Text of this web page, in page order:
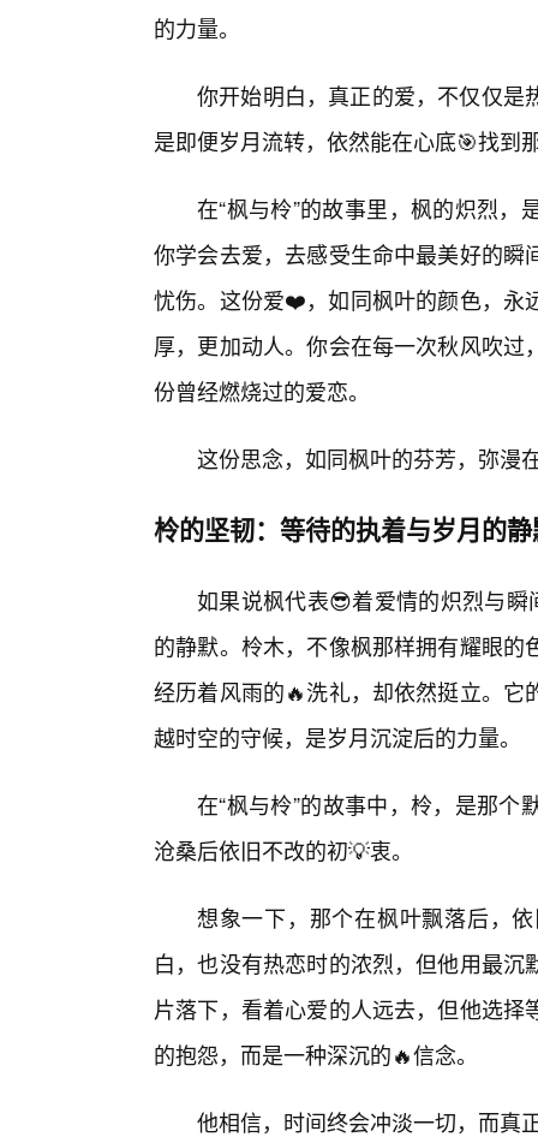
的力量。
你开始明白，真正的爱，不仅仅是
是即便岁月流转，依然能在心底🎯找到
在“枫与柃”的故事里，枫的炽烈
你学会去爱，去感受生命中最美好的
忧伤。这份爱❤️，如同枫叶的颜色，永
厚，更加动人。你会在每一次秋风吹
份曾经燃烧过的爱恋。
这份思念，如同枫叶的芬芳，弥漫
柃的坚韧：等待的执着与岁月的
如果说枫代表😎着爱情的炽烈与瞬
的静默。柃木，不像枫那样拥有耀眼
经历着风雨的🔥洗礼，却依然挺立。
越时空的守候，是岁月沉淀后的力量。
在“枫与柃”的故事中，柃，是那
沧桑后依旧不改的初💡衷。
想象一下，那个在枫叶飘落后，
白，也没有热恋时的浓烈，但他用最
片落下，看着心爱的人远去，但他选
的抱怨，而是一种深沉的🔥信念。
他相信，时间终会冲淡一切，而真